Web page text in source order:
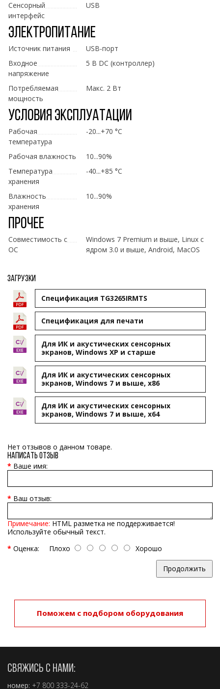
Сенсорный
интерфейс
USB
Электропитание
Источник питания
USB-порт
Входное
напряжение
5 В DC (контроллер)
Потребляемая
мощность
Макс. 2 Вт
Условия эксплуатации
Рабочая
температура
-20...+70 °C
Рабочая влажность
10...90%
Температура
хранения
-40...+85 °C
Влажность
хранения
10...90%
Прочее
Совместимость с
ОС
Windows 7 Premium и выше, Linux с
ядром 3.0 и выше, Android, MacOS
Загрузки
Спецификация TG3265IRMTS
Cпецификация для печати
Для ИК и акустических сенсорных
экранов, Windows XP и старше
Для ИК и акустических сенсорных
экранов, Windows 7 и выше, x86
Для ИК и акустических сенсорных
экранов, Windows 7 и выше, x64
Нет отзывов о данном товаре.
Написать отзыв
Ваше имя:
Ваш отзыв:
Примечание: HTML разметка не поддерживается!
Используйте обычный текст.
Оценка: Плохо Хорошо
Продолжить
Поможем с подбором оборудования
СВЯЖИСЬ С НАМИ:
номер: +7 800 333-24-62